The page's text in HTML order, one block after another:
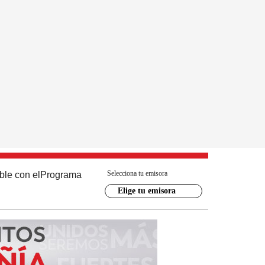
con el Programa Selecciona tu emisora
Elige tu emisora